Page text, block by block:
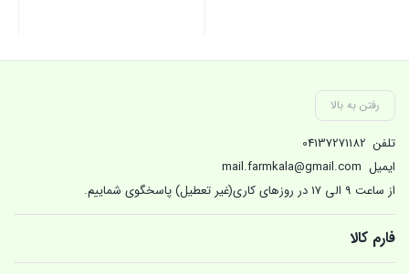
رفتن به بالا
تلفن 04137271182
ایمیل mail.farmkala@gmail.com
از ساعت 9 الی 17 در روزهای کاری(غیر تعطیل) پاسخگوی شماییم.
فارم کالا